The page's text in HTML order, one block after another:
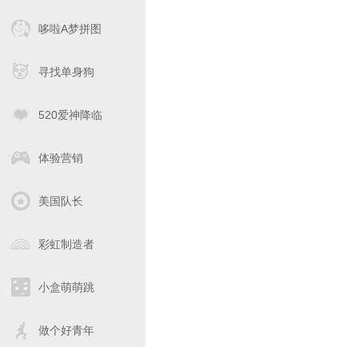
哆啦A梦拼图
寻找单身狗
520爱神降临
体验营销
美国队长
彩虹制造者
小盒萌萌跳
做个好青年